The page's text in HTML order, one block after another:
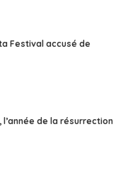
Festival accusé de
l’année de la résurrection